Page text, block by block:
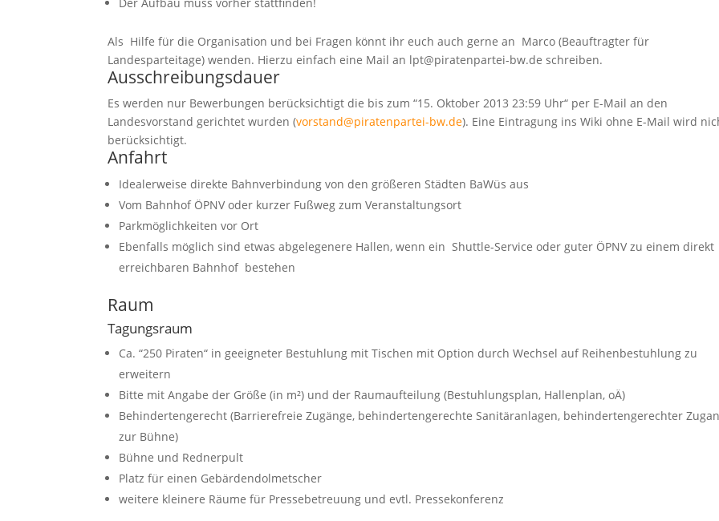
Als Hilfe für die Organisation und bei Fragen könnt ihr euch auch gerne an Marco (Beauftragter für
Landesparteitage) wenden. Hierzu einfach eine Mail an lpt@piratenpartei-bw.de schreiben.
Ausschreibungsdauer
Es werden nur Bewerbungen berücksichtigt die bis zum “15. Oktober 2013 23:59 Uhr“ per E-Mail an den
Landesvorstand gerichtet wurden (vorstand@piratenpartei-bw.de). Eine Eintragung ins Wiki ohne E-Mail wird
berücksichtigt.
Anfahrt
Idealerweise direkte Bahnverbindung von den größeren Städten BaWüs aus
Vom Bahnhof ÖPNV oder kurzer Fußweg zum Veranstaltungsort
Parkmöglichkeiten vor Ort
Ebenfalls möglich sind etwas abgelegenere Hallen, wenn ein Shuttle-Service oder guter ÖPNV zu einem direkt
erreichbaren Bahnhof bestehen
Raum
Tagungsraum
Ca. “250 Piraten“ in geeigneter Bestuhlung mit Tischen mit Option durch Wechsel auf Reihenbestuhlung zu
erweitern
Bitte mit Angabe der Größe (in m²) und der Raumaufteilung (Bestuhlungsplan, Hallenplan, oÄ)
Behindertengerecht (Barrierefreie Zugänge, behindertengerechte Sanitäranlagen, behindertengerechter
zur Bühne)
Bühne und Rednerpult
Platz für einen Gebärdendolmetscher
weitere kleinere Räume für Pressebetreuung und evtl. Pressekonferenz